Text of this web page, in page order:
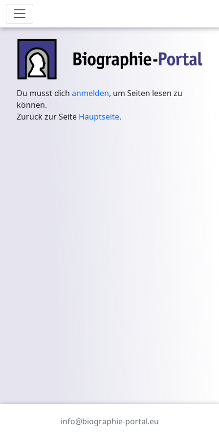
Du musst dichanmelden, um Seiten lesen zu
können.
Zurück zur Seite Hauptseite.
info@biographie-portal.eu